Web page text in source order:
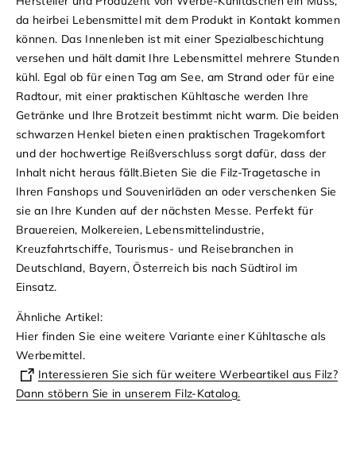
da heirbei Lebensmittel mit dem Produkt in Kontakt kommen
können. Das Innenleben ist mit einer Spezialbeschichtung
versehen und hält damit Ihre Lebensmittel mehrere Stunden
kühl. Egal ob für einen Tag am See, am Strand oder für eine
Radtour, mit einer praktischen Kühltasche werden Ihre
Getränke und Ihre Brotzeit bestimmt nicht warm. Die beiden
schwarzen Henkel bieten einen praktischen Tragekomfort
und der hochwertige Reißverschluss sorgt dafür, dass der
Inhalt nicht heraus fällt.Bieten Sie die Filz-Tragetasche in
Ihren Fanshops und Souvenirläden an oder verschenken Sie
sie an Ihre Kunden auf der nächsten Messe. Perfekt für
Brauereien, Molkereien, Lebensmittelindustrie,
Kreuzfahrtschiffe, Tourismus- und Reisebranchen in
Deutschland, Bayern, Österreich bis nach Südtirol im
Einsatz.
Ähnliche Artikel:
Hier finden Sie eine weitere Variante einer Kühltasche als
Werbemittel.
Interessieren Sie sich für weitere Werbeartikel aus Filz?
Dann stöbern Sie in unserem Filz-Katalog.